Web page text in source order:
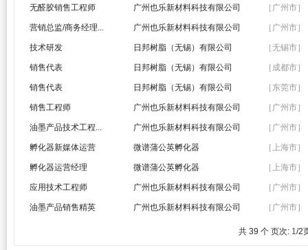
无醛胶销售工程师 广州也乐新材料科技有限公司 ［广州市］
营销总监/商务经理... 广州也乐新材料科技有限公司 ［广州市］
技术研发 日邦树脂（无锡）有限公司 ［无锡市］
销售代表 日邦树脂（无锡）有限公司 ［成都市］
销售代表 日邦树脂（无锡）有限公司 ［东莞市］
销售工程师 广州也乐新材料科技有限公司 ［广州市］
油墨产品技术工程... 广州也乐新材料科技有限公司 ［广州市］
孵化器新媒体运营 微谱蒲公英孵化器 ［上海市］
孵化器运营经理 微谱蒲公英孵化器 ［上海市］
应用技术工程师 广州也乐新材料科技有限公司 ［广州市］
油墨产品销售精英 广州也乐新材料科技有限公司 ［广州市］
共 39 个 页次: 1/2